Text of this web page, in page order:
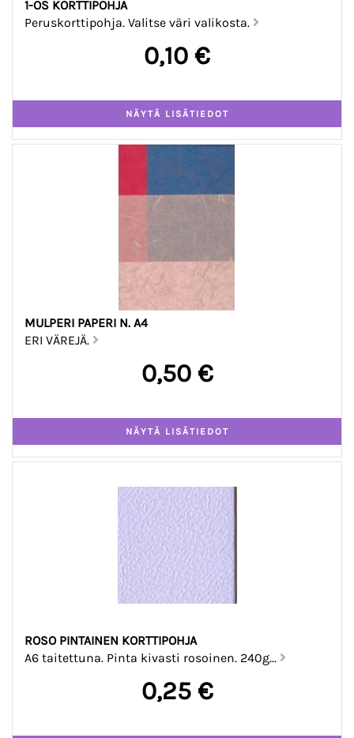
1-OS KORTTIPOHJA
Peruskorttipohja. Valitse väri valikosta.
0,10 €
MULPERI PAPERI N. A4
ERI VÄREJÄ.
0,50 €
ROSO PINTAINEN KORTTIPOHJA
A6 taitettuna. Pinta kivasti rosoinen. 240g...
0,25 €